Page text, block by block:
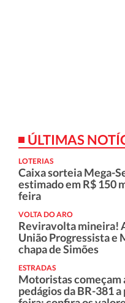
ÚLTIMAS
LOTERIAS
Caixa sorteia Mega-
estimado em R$ 150
feira
VOLTA DO ARO
Reviravolta mineira!
União Progressista e
chapa de Simões
ESTRADAS
Motoristas começam
pedágios da BR-381